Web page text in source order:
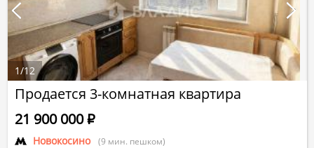
Продается 3-комнатная квартира
Новокосино (9 мин. пешком)
21 900 000Р
1/12